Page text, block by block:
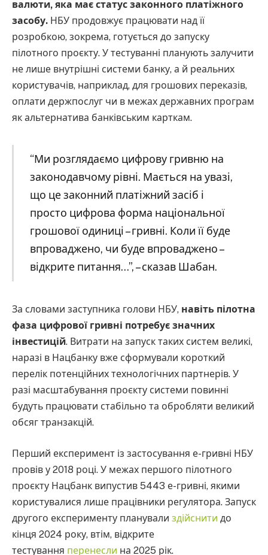
валюти, яка має статус законного платіжного
засобу. НБУ продовжує працювати над її
розробкою, зокрема, готується до запуску
пілотного проєкту. У тестуванні планують залучити
не лише внутрішні системи банку, а й реальних
користувачів, наприклад, для грошових переказів,
оплати держпослуг чи в межах державних програм
як альтернатива банківським карткам.
“Ми розглядаємо цифрову гривню на
законодавчому рівні. Мається на увазі,
що це законний платіжний засіб і
просто цифрова форма національної
грошової одиниці – гривні. Коли її буде
впроваджено, чи буде впроваджено –
відкрите питання…”, – сказав Шабан.
За словами заступника голови НБУ, навіть пілотна
фаза цифрової гривні потребує значних
інвестицій. Витрати на запуск таких систем великі,
наразі в Нацбанку вже сформували короткий
перелік потенційних технологічних партнерів. У
разі масштабування проєкту системи повинні
будуть працювати стабільно та обробляти великий
обсяг транзакцій.
Перший експеримент із застосування е-гривні НБУ
провів у 2018 році. У межах першого пілотного
проєкту Нацбанк випустив 5443 е-гривні, якими
користувалися лише працівники регулятора. Запуск
другого експерименту планували здійснити до
кінця 2024 року, втім, відкрите
тестування перенесли на 2025 рік.